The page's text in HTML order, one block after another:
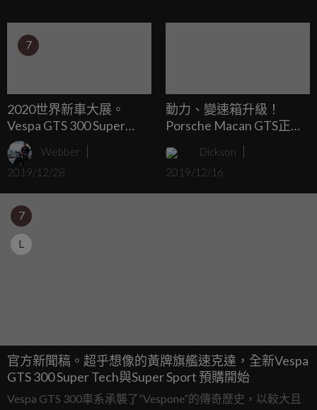
即將在GTS車型當中新增六缸選擇。
7
2020世界新車大展。
Vespa GTS 300 Super
Tech現場實拍。年終優惠
實施中Webber
2019/12/28
動力、變速箱升級！
Porsche Macan GTS正式
Dickson
2019/12/16
7
L
官方新聞稿。超乎想像的黃牌旗艦速克達，全新Vespa
GTS 300 Super Tech與Super Sport 預購開始
Vespa GTS 300車系承襲了”Vespone”的傳奇歷史，以較大且